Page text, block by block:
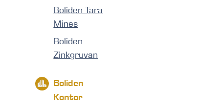
Boliden Tara
Mines
Boliden
Zinkgruvan
Boliden
Kontor